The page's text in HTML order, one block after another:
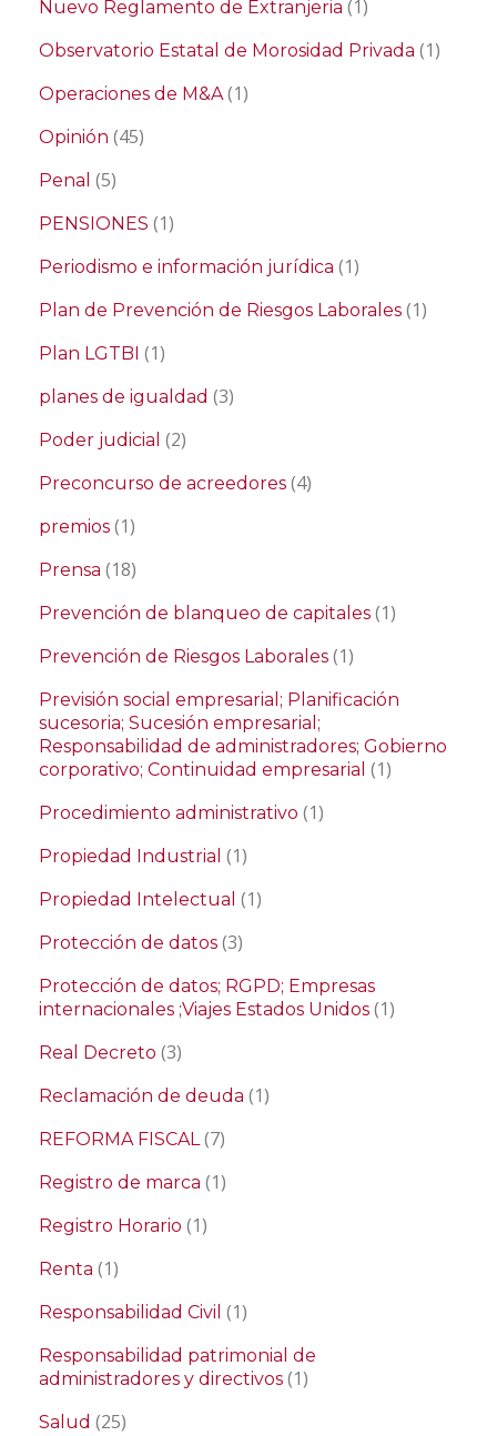
Nuevo Reglamento de Extranjeria (1)
Observatorio Estatal de Morosidad Privada (1)
Operaciones de M&A(1)
Opinión (45)
Penal (5)
PENSIONES (1)
Periodismo e información jurídica (1)
Plan de Prevención de Riesgos Laborales (1)
Plan LGTBI (1)
planes de igualdad (3)
Poder judicial (2)
Preconcurso de acreedores (4)
premios (1)
Prensa (18)
Prevención de blanqueo de capitales (1)
Prevención de Riesgos Laborales (1)
Previsión social empresarial; Planificación
sucesoria; Sucesión empresarial;
Responsabilidad de administradores; Gobierno
corporativo; Continuidad empresarial (1)
Procedimiento administrativo (1)
Propiedad Industrial (1)
Propiedad Intelectual (1)
Protección de datos (3)
Protección de datos; RGPD; Empresas
internacionales ;Viajes Estados Unidos (1)
Real Decreto (3)
Reclamación de deuda (1)
REFORMA FISCAL(7)
Registro de marca (1)
Registro Horario (1)
Renta (1)
Responsabilidad Civil (1)
Responsabilidad patrimonial de
administradores y directivos (1)
Salud (25)